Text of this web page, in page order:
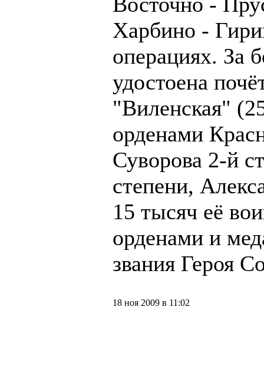
Харбино -
операциях. За
удостоена
"Виленская"
орденами
Суворова 2-й
степени,
15 тысяч её
орденами и
звания Героя
18 ноя 2009 в 11:02